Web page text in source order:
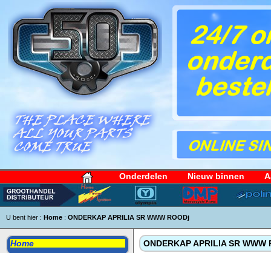
Onderdelen Nieuw binnen
U bent hier : Home : ONDERKAP APRILIA SR WWW ROODj
Home ONDERKAP APRILIA SR WWW